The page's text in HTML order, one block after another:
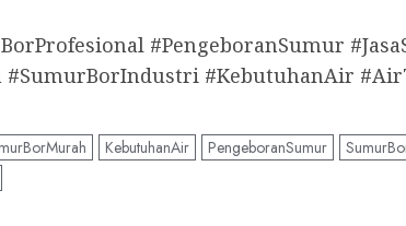
#PengeboranSumur
#KebutuhanAir
KebutuhanAir PengeboranSumur